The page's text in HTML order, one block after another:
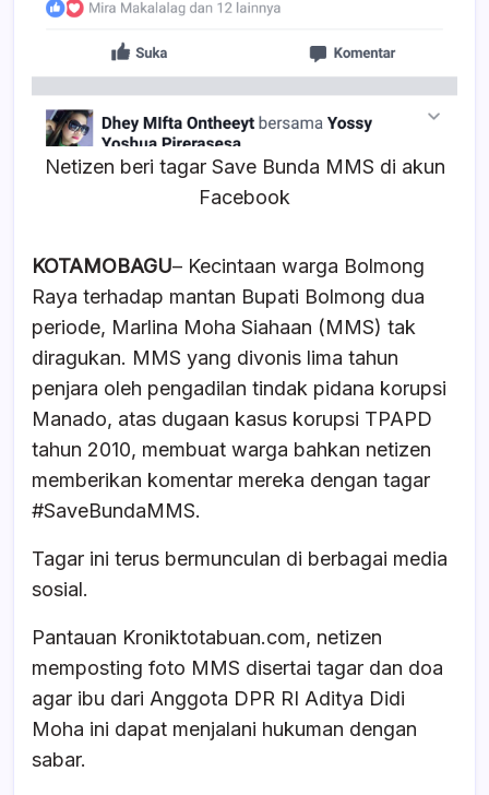
Netizen beri tagar Save Bunda MMS di akun
Facebook
KOTAMOBAGU– Kecintaan warga Bolmong
Raya terhadap mantan Bupati Bolmong dua
periode, Marlina Moha Siahaan (MMS) tak
diragukan. MMS yang divonis lima tahun
penjara oleh pengadilan tindak pidana korupsi
Manado, atas dugaan kasus korupsi TPAPD
tahun 2010, membuat warga bahkan netizen
memberikan komentar mereka dengan tagar
#SaveBundaMMS.
Tagar ini terus bermunculan di berbagai media
sosial.
Pantauan Kroniktotabuan.com, netizen
memposting foto MMS disertai tagar dan doa
agar ibu dari Anggota DPR RI Aditya Didi
Moha ini dapat menjalani hukuman dengan
sabar.